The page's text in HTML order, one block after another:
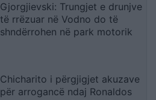
Gjorgjievski: Trungjet e drunjve
të rrëzuar në Vodno do të
shndërrohen në park motorik
Chicharito i përgjigjet akuzave
për arrogancë ndaj Ronaldos